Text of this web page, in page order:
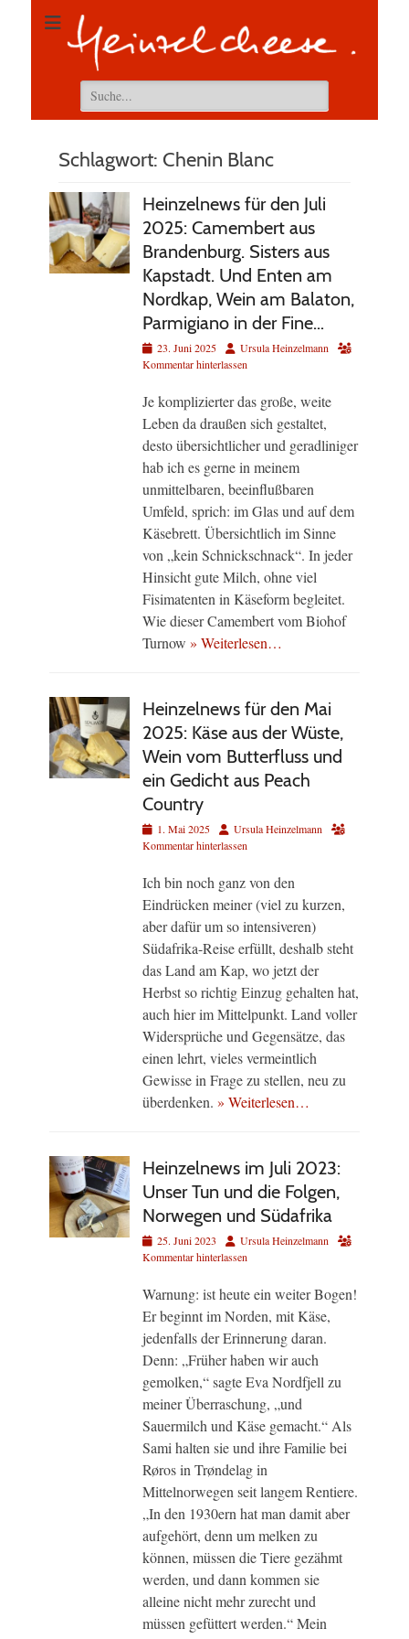
Suchen
nach:
Schlagwort: Chenin Blanc
Heinzelnews für den Juli
2025: Camembert aus
Brandenburg. Sisters aus
Kapstadt. Und Enten am
Nordkap, Wein am Balaton,
Parmigiano in der Fine…
Veröffentlicht
am
23. Juni 2025 AutorUrsula Heinzelmann
Kommentar hinterlassen
Je komplizierter das große, weite
Leben da draußen sich gestaltet,
desto übersichtlicher und geradliniger
hab ich es gerne in meinem
unmittelbaren, beeinflußbaren
Umfeld, sprich: im Glas und auf dem
Käsebrett. Übersichtlich im Sinne
von „kein Schnickschnack“. In jeder
Hinsicht gute Milch, ohne viel
Fisimatenten in Käseform begleitet.
Wie dieser Camembert vom Biohof
Turnow » Weiterlesen…
Heinzelnews für den Mai
2025: Käse aus der Wüste,
Wein vom Butterfluss und
ein Gedicht aus Peach
Country
Veröffentlicht
am
1. Mai 2025 AutorUrsula Heinzelmann
Kommentar hinterlassen
Ich bin noch ganz von den
Eindrücken meiner (viel zu kurzen,
aber dafür um so intensiveren)
Südafrika-Reise erfüllt, deshalb steht
das Land am Kap, wo jetzt der
Herbst so richtig Einzug gehalten hat,
auch hier im Mittelpunkt. Land voller
Widersprüche und Gegensätze, das
einen lehrt, vieles vermeintlich
Gewisse in Frage zu stellen, neu zu
überdenken. » Weiterlesen…
Heinzelnews im Juli 2023:
Unser Tun und die Folgen,
Norwegen und Südafrika
Veröffentlicht
am
25. Juni 2023 AutorUrsula Heinzelmann
Kommentar hinterlassen
Warnung: ist heute ein weiter Bogen!
Er beginnt im Norden, mit Käse,
jedenfalls der Erinnerung daran.
Denn: „Früher haben wir auch
gemolken,“ sagte Eva Nordfjell zu
meiner Überraschung, „und
Sauermilch und Käse gemacht.“ Als
Sami halten sie und ihre Familie bei
Røros in Trøndelag in
Mittelnorwegen seit langem Rentiere.
„In den 1930ern hat man damit aber
aufgehört, denn um melken zu
können, müssen die Tiere gezähmt
werden, und dann kommen sie
alleine nicht mehr zurecht und
müssen gefüttert werden.“ Mein